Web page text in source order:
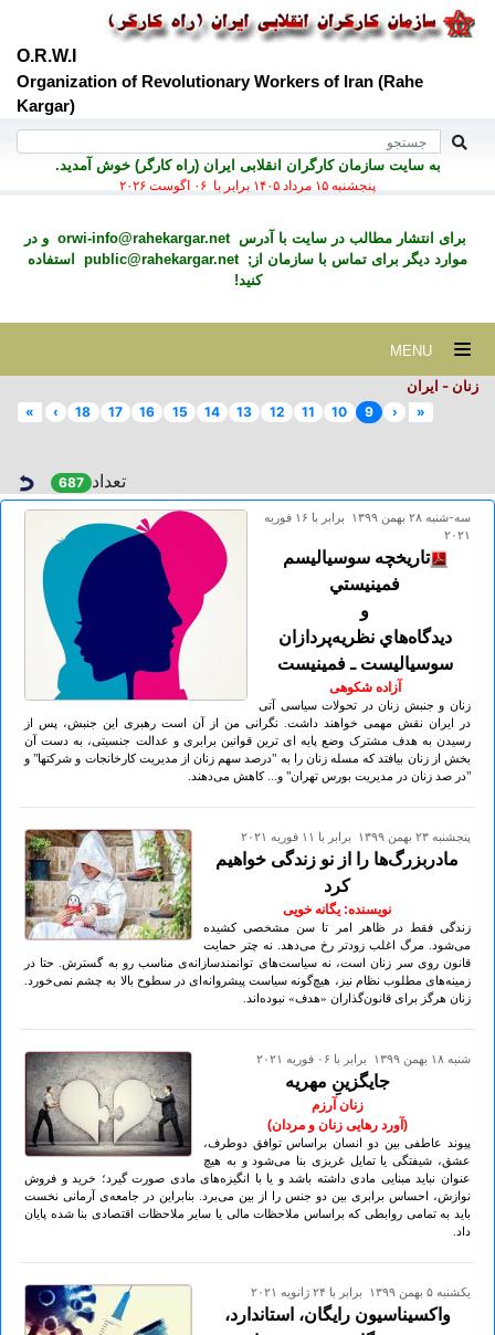
O.R.W.I
Organization of Revolutionary Workers of Iran (Rahe
Kargar)
به سايت سازمان کارگران انقلابی ايران (راه کارگر) خوش آمديد.
پنجشنبه ۱۵ مرداد ۱۴۰۵ برابر با ۰۶ اگوست ۲۰۲۶
برای انتشار مطالب در سايت با آدرسorwi-info@rahekargar.net و در
موارد ديگر برای تماس با سازمان از;public@rahekargar.net
استفاده
کنید!
زنان - ایران
«
‹
9
10
11
12
13
14
15
16
17
18
›
»
تعداد 687
سه-شنبه ۲۸ بهمن ۱۳۹۹ برابر با ۱۶ فوريه
۲۰۲۱
تاريخچه سوسياليسم
فمينيستي
و
ديدگاه‌هاي نظريه‌پردازان
سوسياليست ـ فمينيست
آزاده شکوهی
زنان و جنبش زنان در تحولات سیاسی آتی
در ایران نقش مهمی خواهند داشت. نگرانی من از آن است رهبری این جنبش، پس از
رسیدن به هدف مشترک وضع پایه ای ترین قوانین برابری و عدالت جنسیتی، به دست آن
بخش از زنان بیافتد که مسله زنان را به "درصد سهم زنان از مدیریت کارخانجات و شرکتها" و
"در صد زنان در مدیریت بورس تهران" و... کاهش می‌دهند.
پنجشنبه ۲۳ بهمن ۱۳۹۹ برابر با ۱۱ فوريه ۲۰۲۱
مادربزرگ‌ها را از نو زندگی خواهیم
کرد
نویسنده: یگانه خویی
زندگی فقط در ظاهر امر تا سن مشخصی کشیده
می‌شود. مرگ اغلب زودتر رخ می‌دهد. نه چتر حمایت
قانون روی سر زنان است، نه سیاست‌های توانمندسازانه‌ی مناسب رو به گسترش. حتا در
زمینه‌های مطلوب نظام نیز، هیچ‌گونه سیاست پیشروانه‌ای در سطوح بالا به چشم‌ نمی‌خورد.
زنان هرگز برای قانون‌گذاران «هدف» نبوده‌اند.
شنبه ۱۸ بهمن ۱۳۹۹ برابر با ۰۶ فوريه ۲۰۲۱
جایگزینِ مهریه
زنان آرزم
(آورد رهایی زنان و مردان)
پیوند عاطفی بین دو انسان براساس توافق دوطرف،
عشق، شیفتگی یا تمایل غریزی بنا می‌شود و به هیچ
عنوان نباید مبنایی مادی داشته باشد و یا با انگیزه‌های مادی صورت گیرد؛ خرید و فروش
نوازش، احساس برابری بین دو جنس را از بین می‌برد. بنابراین در جامعه‌ی آرمانی نخست
باید به تمامی روابطی که براساس ملاحظات مالی یا سایر ملاحظات اقتصادی بنا شده پایان
داد.
يكشنبه ۵ بهمن ۱۳۹۹ برابر با ۲۴ ژانويه ۲۰۲۱
واکسیناسیون رایگان، استاندارد،